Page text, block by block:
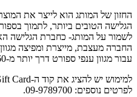
החזון של המותג הוא לייצר את
הגלישה הטובים ביותר, לתמוך
לשמור על המותג- כחברת הגלישה
החברה מעצבת, מייצרת ומפיצה
עבור מגוון ענפי ספורט דרך יותר מ-60 מדינות ברחבי העולם.
לפרטים נוספים: 09-9789700.